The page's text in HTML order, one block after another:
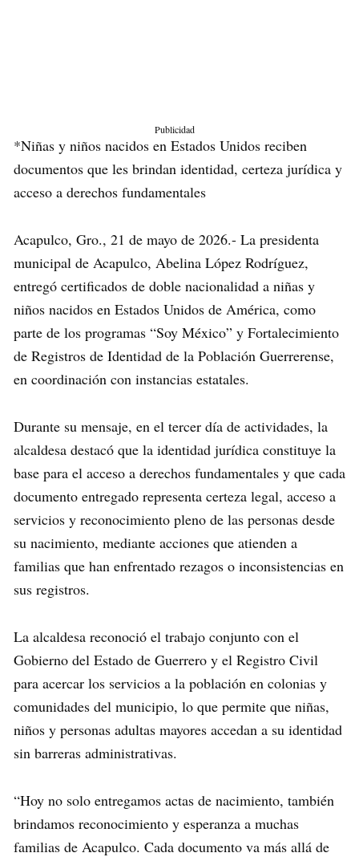
Publicidad
*Niñas y niños nacidos en Estados Unidos reciben
documentos que les brindan identidad, certeza jurídica y
acceso a derechos fundamentales
Acapulco, Gro., 21 de mayo de 2026.- La presidenta
municipal de Acapulco, Abelina López Rodríguez,
entregó certificados de doble nacionalidad a niñas y
niños nacidos en Estados Unidos de América, como
parte de los programas “Soy México” y Fortalecimiento
de Registros de Identidad de la Población Guerrerense,
en coordinación con instancias estatales.
Durante su mensaje, en el tercer día de actividades, la
alcaldesa destacó que la identidad jurídica constituye la
base para el acceso a derechos fundamentales y que cada
documento entregado representa certeza legal, acceso a
servicios y reconocimiento pleno de las personas desde
su nacimiento, mediante acciones que atienden a
familias que han enfrentado rezagos o inconsistencias en
sus registros.
La alcaldesa reconoció el trabajo conjunto con el
Gobierno del Estado de Guerrero y el Registro Civil
para acercar los servicios a la población en colonias y
comunidades del municipio, lo que permite que niñas,
niños y personas adultas mayores accedan a su identidad
sin barreras administrativas.
“Hoy no solo entregamos actas de nacimiento, también
brindamos reconocimiento y esperanza a muchas
familias de Acapulco. Cada documento va más allá de